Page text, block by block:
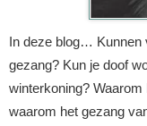
In deze blog… Kunnen
gezang? Kun je doof
winterkoning?
waarom het gezang